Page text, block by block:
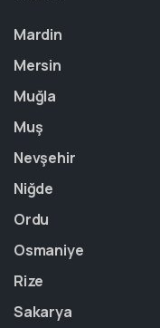
Mardin
Mersin
Muğla
Muş
Nevşehir
Niğde
Ordu
Osmaniye
Rize
Sakarya